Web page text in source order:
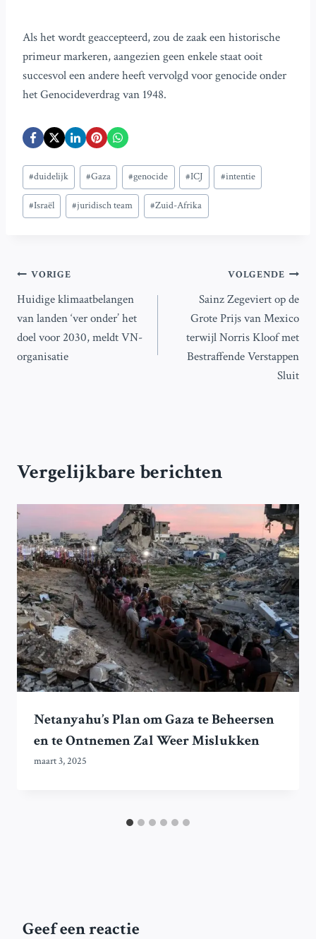
Als het wordt geaccepteerd, zou de zaak een historische
primeur markeren, aangezien geen enkele staat ooit
succesvol een andere heeft vervolgd voor genocide onder
het Genocideverdrag van 1948.
Bericht
tags:
#duidelijk #Gaza #genocide #ICJ #intentie
#Israël #juridisch team #Zuid-Afrika
Bericht
navigatie
VORIGE
Huidige klimaatbelangen
van landen ‘ver onder’ het
doel voor 2030, meldt VN-
organisatie
VOLGENDE
Sainz Zegeviert op de
Grote Prijs van Mexico
terwijl Norris Kloof met
Bestraffende Verstappen
Sluit
Vergelijkbare berichten
Netanyahu’s Plan om Gaza te Beheersen
en te Ontnemen Zal Weer Mislukken
maart 3, 2025
Geef een reactie